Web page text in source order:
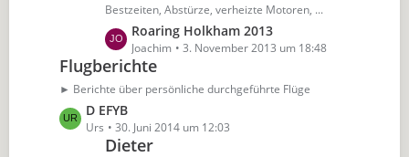
ä
g
e
i
t
r
ä
g
e
B
i
t
r
Bestzeiten, Abstürze, verheizte Motoren, ...
L
e
t
z
t
e
B
Roaring Holkham 2013
Joachim 3. November 2013 um 18:48
Flugberichte
► Berichte über persönliche durchgeführte Flüge
L
e
D EFYB
Urs 30. Juni 2014 um 12:03
Dieter